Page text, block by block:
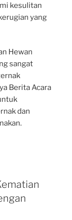
kesulitan
yang
Hewan
sangat
Berita Acara
dan